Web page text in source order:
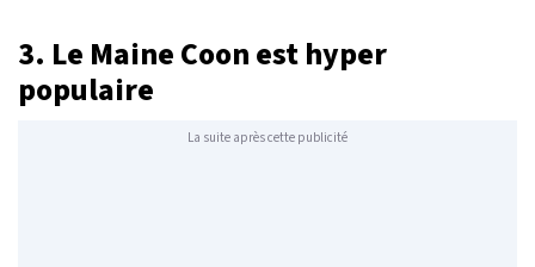
3. Le Maine Coon est hyper
populaire
La suite après cette publicité